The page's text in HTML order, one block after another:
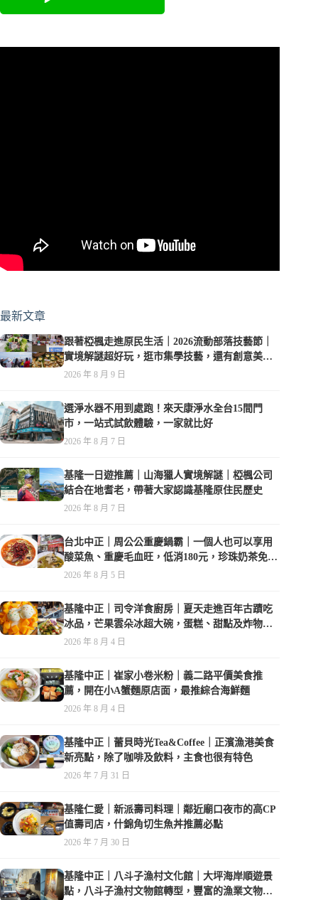
最新文章
跟著椏楓走進原民生活｜2026流動部落技藝節｜
實境解謎超好玩，逛市集學技藝，還有創意美食
可以品嚐
2026 年 8 月 9 日
選淨水器不用到處跑！來天康淨水全台15間門
市，一站式試飲體驗，一家就比好
2026 年 8 月 7 日
基隆一日遊推薦｜山海獵人實境解謎｜椏楓公司
結合在地耆老，帶著大家認識基隆原住民歷史
2026 年 8 月 7 日
台北中正｜周公公重慶鍋霸｜一個人也可以享用
酸菜魚、重慶毛血旺，低消180元，珍珠奶茶免費
喝到爽
2026 年 8 月 5 日
基隆中正｜司令洋食廚房｜夏天走進百年古蹟吃
冰品，芒果雲朵冰超大碗，蛋糕、甜點及炸物都
在水準之上
2026 年 8 月 4 日
基隆中正｜崔家小卷米粉｜義二路平價美食推
薦，開在小A蟹麵原店面，最推綜合海鮮麵
2026 年 8 月 4 日
基隆中正｜蕾貝時光Tea&Coffee｜正濱漁港美食
新亮點，除了咖啡及飲料，主食也很有特色
2026 年 7 月 31 日
基隆仁愛｜新派壽司料理｜鄰近廟口夜市的高CP
值壽司店，什錦角切生魚丼推薦必點
2026 年 7 月 30 日
基隆中正｜八斗子漁村文化館｜大坪海岸順遊景
點，八斗子漁村文物館轉型，豐富的漁業文物，